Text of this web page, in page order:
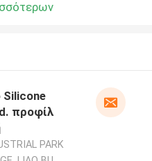
Silicone
προφίλ
PARK